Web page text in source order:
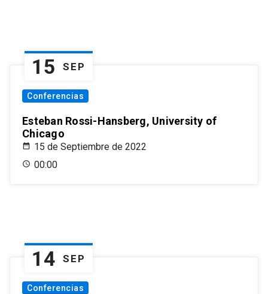
15 SEP
Conferencias
Esteban Rossi-Hansberg, University of
Chicago
15 de Septiembre de 2022
00:00
14 SEP
Conferencias